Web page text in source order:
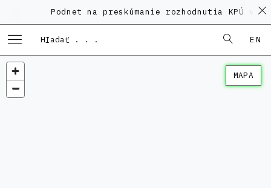
Podnet na preskúmanie rozhodnutia KPÚ vo
EN
MAPA